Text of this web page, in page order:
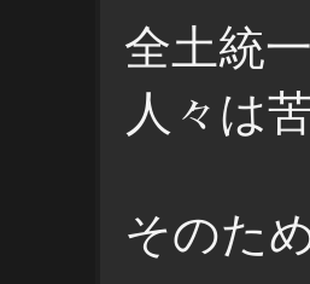
全土統
人々は
そのた